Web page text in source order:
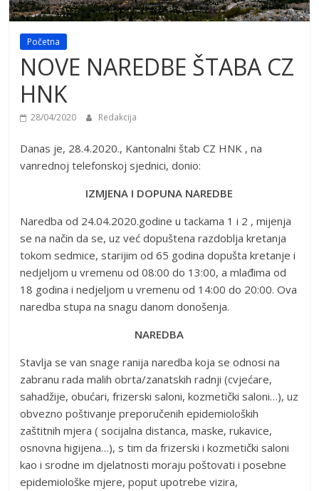
Početna
NOVE NAREDBE ŠTABA CZ
HNK
28/04/2020 Redakcija
Danas je, 28.4.2020., Kantonalni štab CZ HNK , na
vanrednoj telefonskoj sjednici, donio:
IZMJENA I DOPUNA NAREDBE
Naredba od 24.04.2020.godine u tackama 1 i 2 , mijenja
se na način da se, uz već dopuštena razdoblja kretanja
tokom sedmice, starijim od 65 godina dopušta kretanje i
nedjeljom u vremenu od 08:00 do 13:00, a mlađima od
18 godina i nedjeljom u vremenu od 14:00 do 20:00. Ova
naredba stupa na snagu danom donošenja.
NAREDBA
Stavlja se van snage ranija naredba koja se odnosi na
zabranu rada malih obrta/zanatskih radnji (cvjećare,
sahadžije, obućari, frizerski saloni, kozmetički saloni…), uz
obvezno poštivanje preporučenih epidemioloških
zaštitnih mjera ( socijalna distanca, maske, rukavice,
osnovna higijena…), s tim da frizerski i kozmetički saloni
kao i srodne im djelatnosti moraju poštovati i posebne
epidemiološke mjere, poput upotrebe vizira,